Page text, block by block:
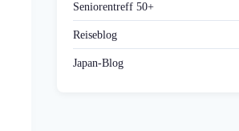
Seniorentreff 50+
Reiseblog
Japan-Blog